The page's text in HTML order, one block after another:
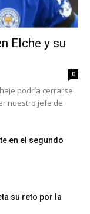
Elche y su
0
podría cerrarse
nuestro jefe de
en el segundo
su reto por la